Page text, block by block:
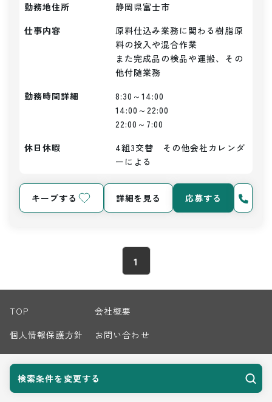
検索条件を変更する
勤務地住所
静岡県富士市
仕事内容
原料仕込み業務に関わる樹脂原
料の投入や混合作業
また完成品の検品や運搬、その
他付随業務
勤務時間詳細
8:30～14:00
14:00～22:00
22:00～7:00
休日休暇
4組3交替　その他会社カレンダ
ーによる
キープする 詳細を見る 応募する
1
TOP
会社概要
個人情報保護方針
お問い合わせ
© 2026 Harvest Biz Career.inc All Rights Reserved.